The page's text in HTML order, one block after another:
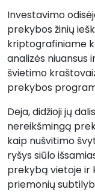
Investavimo
prekybos žinių
kriptografiniame
analizės niuansus
švietimo
prekybos
Deja, didžioji jų
nereikšmingą
kaip nušvitimo
ryšys siūlo
prekybą vietoje ir
priemonių